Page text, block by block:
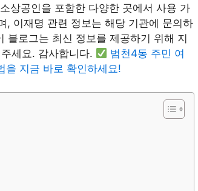
상공인을 포함한 다양한 곳에서 사용 가
, 이재명 관련 정보는 해당 기관에 문의하
로그는 최신 정보를 제공하기 위해 지
세요. 감사합니다.
범천4동 주민 여
을 지금 바로 확인하세요!